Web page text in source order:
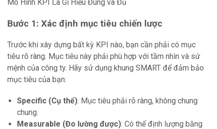
Mô Hình KPI Là Gì Hiểu Đúng và Đủ
Bước 1: Xác định mục tiêu chiến lược
Trước khi xây dựng bất kỳ KPI nào, bạn cần phải có mục
tiêu rõ ràng. Mục tiêu này phải phù hợp với tầm nhìn và sứ
mệnh của công ty. Hãy sử dụng khung SMART để đảm bảo
mục tiêu của bạn:
Specific (Cụ thể): Mục tiêu phải rõ ràng, không chung
chung.
Measurable (Đo lường được): Có thể định lượng bằng